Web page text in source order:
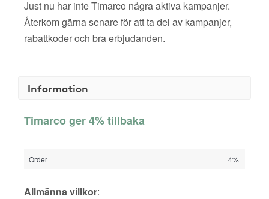
Just nu har inte Timarco några aktiva kampanjer.
Återkom gärna senare för att ta del av kampanjer,
rabattkoder och bra erbjudanden.
Information
Timarco ger 4% tillbaka
Order 4%
Allmänna villkor: